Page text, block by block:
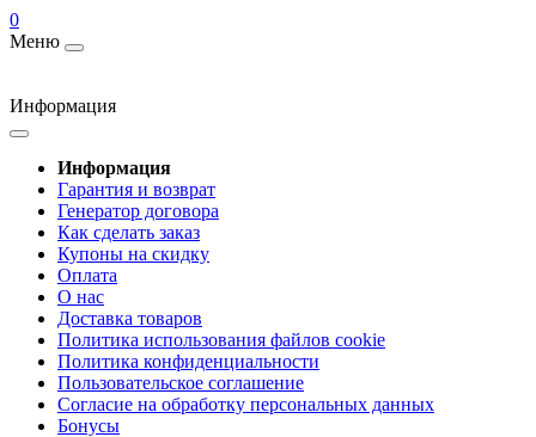
0
Меню
Информация
Информация
Гарантия и возврат
Генератор договора
Как сделать заказ
Купоны на скидку
Оплата
О нас
Доставка товаров
Политика использования файлов cookie
Политика конфиденциальности
Пользовательское соглашение
Согласие на обработку персональных данных
Бонусы